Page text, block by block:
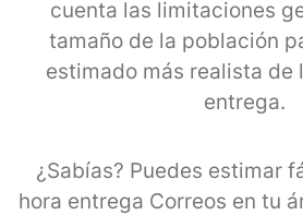
cuenta las limitaciones
tamaño de la población
estimado más realista de
entrega.
¿Sabías? Puedes estimar
hora entrega Correos en tu